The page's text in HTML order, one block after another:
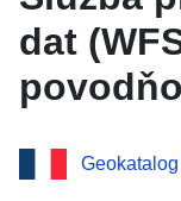
dat
Gers